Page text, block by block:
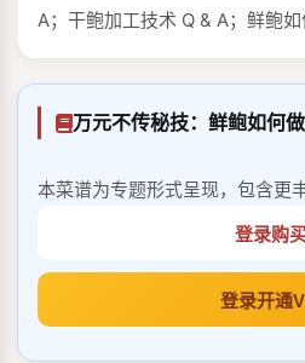
A；干鲍加工技术 Q & A；鲜鲍
万元不传秘技：鲜鲍如何
本菜谱为专题形式呈现，包含更
登录购
登录开通